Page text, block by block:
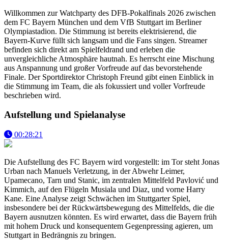
Willkommen zur Watchparty des DFB-Pokalfinals 2026 zwischen
dem FC Bayern München und dem VfB Stuttgart im Berliner
Olympiastadion. Die Stimmung ist bereits elektrisierend, die
Bayern-Kurve füllt sich langsam und die Fans singen. Streamer
befinden sich direkt am Spielfeldrand und erleben die
unvergleichliche Atmosphäre hautnah. Es herrscht eine Mischung
aus Anspannung und großer Vorfreude auf das bevorstehende
Finale. Der Sportdirektor Christoph Freund gibt einen Einblick in
die Stimmung im Team, die als fokussiert und voller Vorfreude
beschrieben wird.
Aufstellung und Spielanalyse
00:28:21
Die Aufstellung des FC Bayern wird vorgestellt: im Tor steht Jonas
Urban nach Manuels Verletzung, in der Abwehr Leimer,
Upamecano, Tarn und Stanic, im zentralen Mittelfeld Pavlović und
Kimmich, auf den Flügeln Musiala und Diaz, und vorne Harry
Kane. Eine Analyse zeigt Schwächen im Stuttgarter Spiel,
insbesondere bei der Rückwärtsbewegung des Mittelfelds, die die
Bayern ausnutzen könnten. Es wird erwartet, dass die Bayern früh
mit hohem Druck und konsequentem Gegenpressing agieren, um
Stuttgart in Bedrängnis zu bringen.